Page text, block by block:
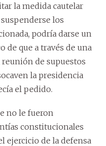
la medida cautelar
los
podría darse un
de que a través de una
de supuestos
la presidencia
el pedido.
no le fueron
constitucionales
ejercicio de la defensa